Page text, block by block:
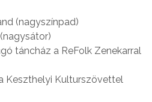
(nagyszínpad)
táncház a ReFolk Zenekarral
Keszthelyi Kulturszövettel